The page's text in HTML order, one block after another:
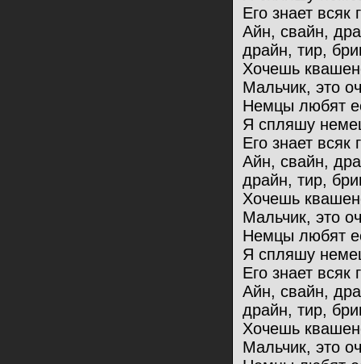
Его знает всяк
Айн, свайн,
драйн, тир,
Хочешь
Мальчик, это
Немцы любят
Я спляшу
Его знает всяк
Айн, свайн,
драйн, тир,
Хочешь
Мальчик, это
Немцы любят
Я спляшу
Его знает всяк
Айн, свайн,
драйн, тир,
Хочешь
Мальчик, это